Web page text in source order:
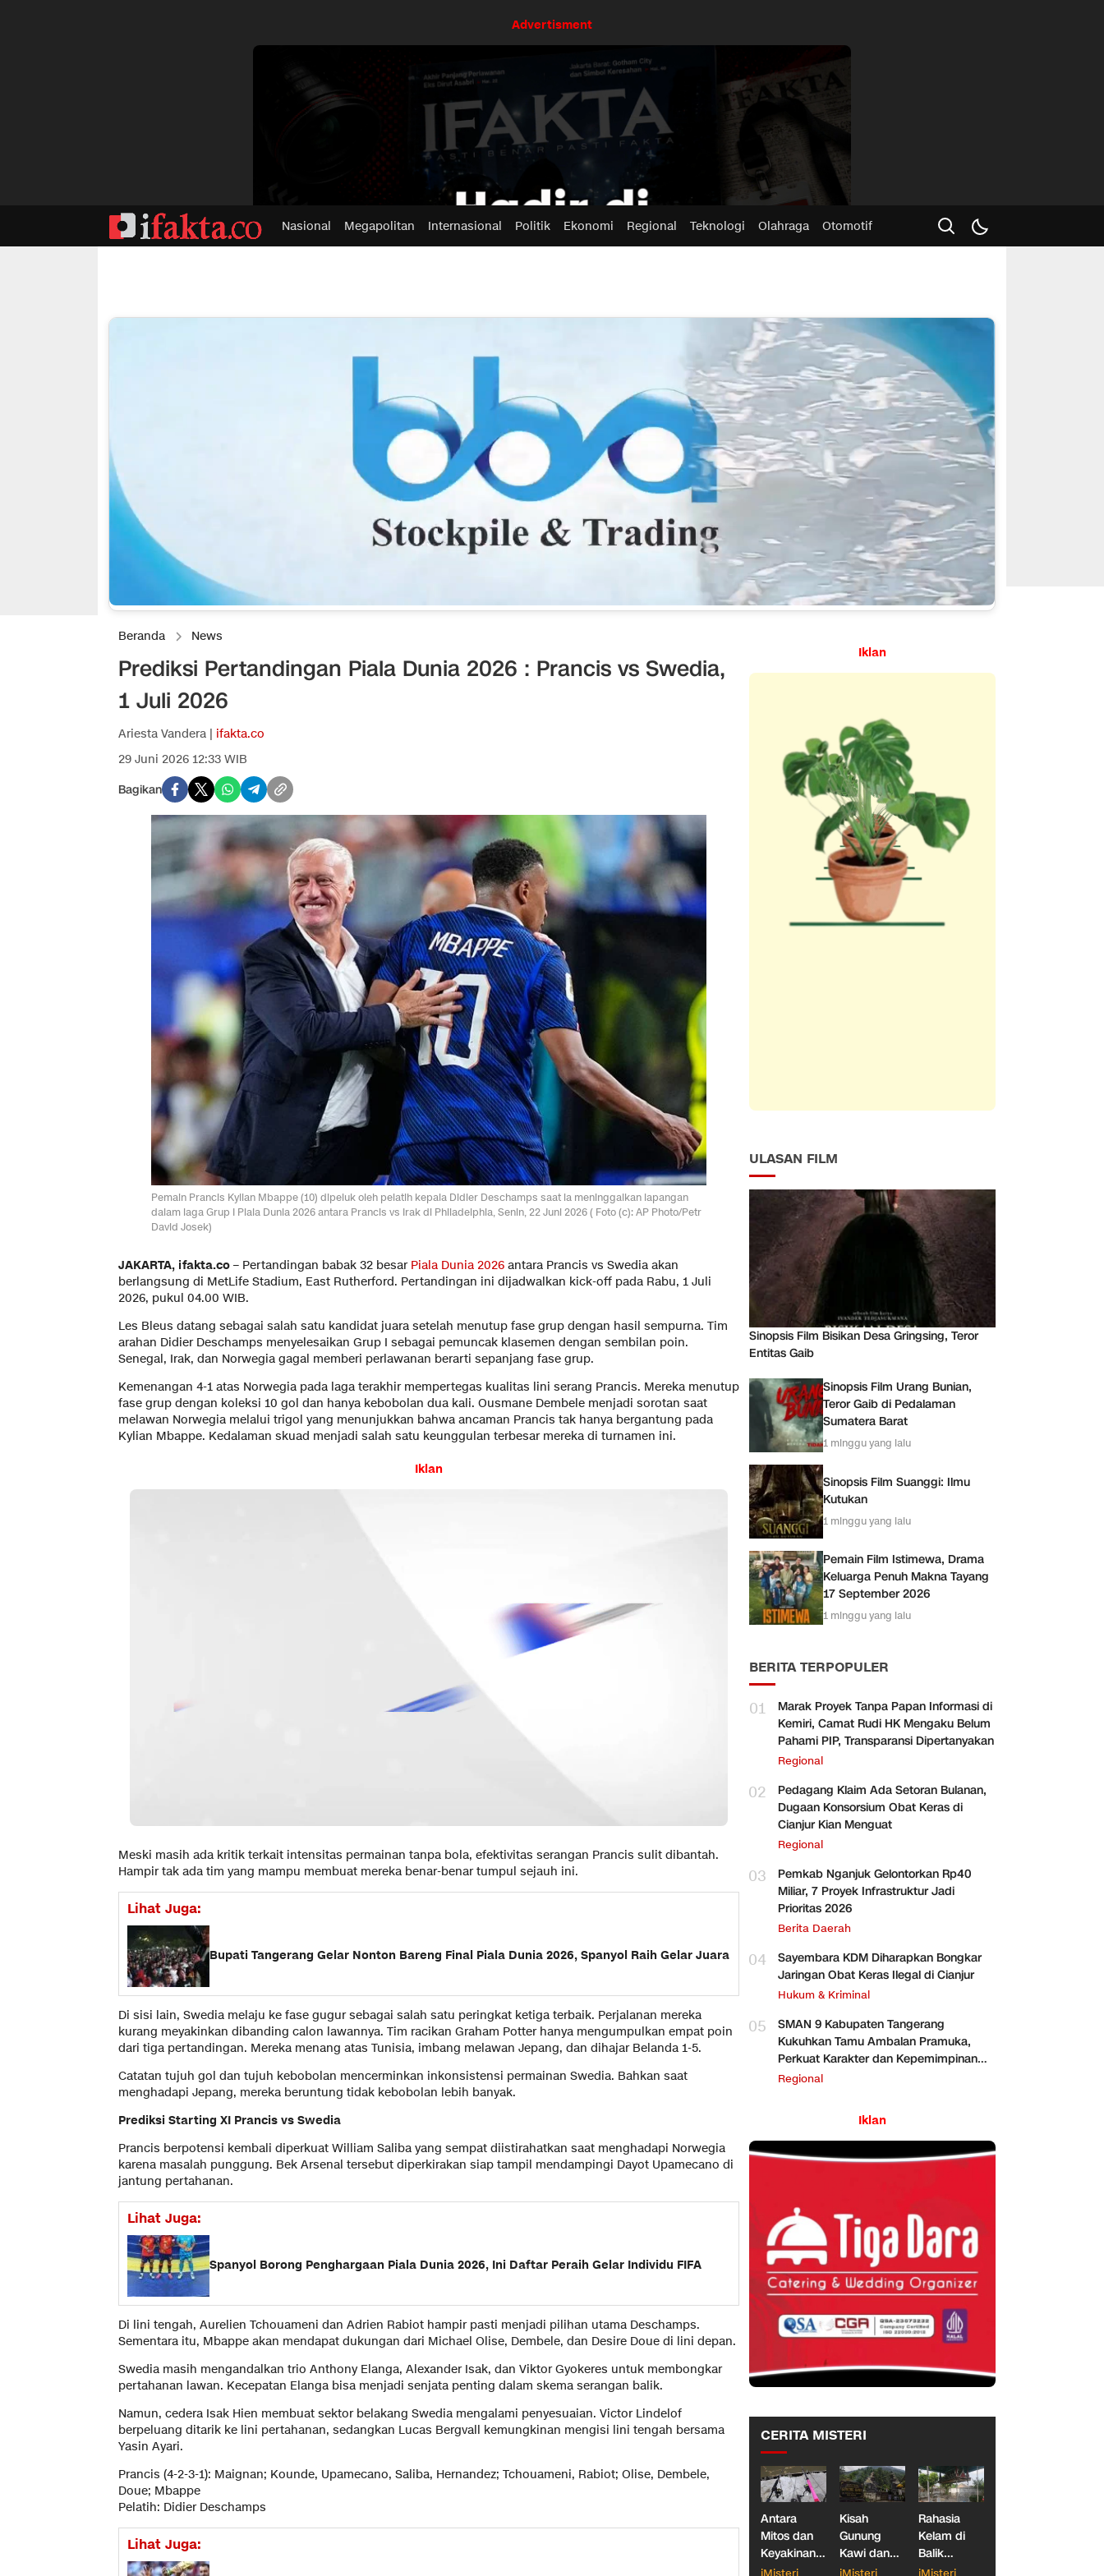
Advertisment
Nasional Megapolitan Internasional Politik Ekonomi Regional Teknologi Olahraga Otomotif
Beranda News
Prediksi Pertandingan Piala Dunia 2026 : Prancis vs Swedia,
1 Juli 2026
Ariesta Vandera | ifakta.co
29 Juni 2026 12:33 WIB
Bagikan
Pemain Prancis Kylian Mbappe (10) dipeluk oleh pelatih kepala Didier Deschamps saat ia meninggalkan lapangan
dalam laga Grup I Piala Dunia 2026 antara Prancis vs Irak di Philadelphia, Senin, 22 Juni 2026 ( Foto (c): AP Photo/Petr
David Josek)
JAKARTA, ifakta.co – Pertandingan babak 32 besarPiala Dunia 2026 antara Prancis vs Swedia akan
berlangsung di MetLife Stadium, East Rutherford. Pertandingan ini dijadwalkan kick-off pada Rabu, 1 Juli
2026, pukul 04.00 WIB.
Les Bleus datang sebagai salah satu kandidat juara setelah menutup fase grup dengan hasil sempurna. Tim
arahan Didier Deschamps menyelesaikan Grup I sebagai pemuncak klasemen dengan sembilan poin.
Senegal, Irak, dan Norwegia gagal memberi perlawanan berarti sepanjang fase grup.
Kemenangan 4-1 atas Norwegia pada laga terakhir mempertegas kualitas lini serang Prancis. Mereka menutup
fase grup dengan koleksi 10 gol dan hanya kebobolan dua kali. Ousmane Dembele menjadi sorotan saat
melawan Norwegia melalui trigol yang menunjukkan bahwa ancaman Prancis tak hanya bergantung pada
Kylian Mbappe. Kedalaman skuad menjadi salah satu keunggulan terbesar mereka di turnamen ini.
Iklan
Meski masih ada kritik terkait intensitas permainan tanpa bola, efektivitas serangan Prancis sulit dibantah.
Hampir tak ada tim yang mampu membuat mereka benar-benar tumpul sejauh ini.
Lihat Juga:
Bupati Tangerang Gelar Nonton Bareng Final Piala Dunia 2026, Spanyol Raih Gelar Juara
Di sisi lain, Swedia melaju ke fase gugur sebagai salah satu peringkat ketiga terbaik. Perjalanan mereka
kurang meyakinkan dibanding calon lawannya. Tim racikan Graham Potter hanya mengumpulkan empat poin
dari tiga pertandingan. Mereka menang atas Tunisia, imbang melawan Jepang, dan dihajar Belanda 1-5.
Catatan tujuh gol dan tujuh kebobolan mencerminkan inkonsistensi permainan Swedia. Bahkan saat
menghadapi Jepang, mereka beruntung tidak kebobolan lebih banyak.
Prediksi Starting XI Prancis vs Swedia
Prancis berpotensi kembali diperkuat William Saliba yang sempat diistirahatkan saat menghadapi Norwegia
karena masalah punggung. Bek Arsenal tersebut diperkirakan siap tampil mendampingi Dayot Upamecano di
jantung pertahanan.
Lihat Juga:
Spanyol Borong Penghargaan Piala Dunia 2026, Ini Daftar Peraih Gelar Individu FIFA
Di lini tengah, Aurelien Tchouameni dan Adrien Rabiot hampir pasti menjadi pilihan utama Deschamps.
Sementara itu, Mbappe akan mendapat dukungan dari Michael Olise, Dembele, dan Desire Doue di lini depan.
Swedia masih mengandalkan trio Anthony Elanga, Alexander Isak, dan Viktor Gyokeres untuk membongkar
pertahanan lawan. Kecepatan Elanga bisa menjadi senjata penting dalam skema serangan balik.
Namun, cedera Isak Hien membuat sektor belakang Swedia mengalami penyesuaian. Victor Lindelof
berpeluang ditarik ke lini pertahanan, sedangkan Lucas Bergvall kemungkinan mengisi lini tengah bersama
Yasin Ayari.
Prancis (4-2-3-1): Maignan; Kounde, Upamecano, Saliba, Hernandez; Tchouameni, Rabiot; Olise, Dembele,
Doue; Mbappe
Pelatih: Didier Deschamps
Lihat Juga:
Iklan
ULASAN FILM
Sinopsis Film Bisikan Desa Gringsing, Teror
Entitas Gaib
Sinopsis Film Urang Bunian,
Teror Gaib di Pedalaman
Sumatera Barat
1 minggu yang lalu
Sinopsis Film Suanggi: Ilmu
Kutukan
1 minggu yang lalu
Pemain Film Istimewa, Drama
Keluarga Penuh Makna Tayang
17 September 2026
1 minggu yang lalu
BERITA TERPOPULER
01
Marak Proyek Tanpa Papan Informasi di
Kemiri, Camat Rudi HK Mengaku Belum
Pahami PIP, Transparansi Dipertanyakan
Regional
02
Pedagang Klaim Ada Setoran Bulanan,
Dugaan Konsorsium Obat Keras di
Cianjur Kian Menguat
Regional
03
Pemkab Nganjuk Gelontorkan Rp40
Miliar, 7 Proyek Infrastruktur Jadi
Prioritas 2026
Berita Daerah
04
Sayembara KDM Diharapkan Bongkar
Jaringan Obat Keras Ilegal di Cianjur
Hukum & Kriminal
05
SMAN 9 Kabupaten Tangerang
Kukuhkan Tamu Ambalan Pramuka,
Perkuat Karakter dan Kepemimpinan
Siswa
Regional
Iklan
CERITA MISTERI
Antara
Mitos dan
Keyakinan,
Ketika
Kisah
Gunung
Kawi dan
Dua
Rahasia
Kelam di
Balik
Makam